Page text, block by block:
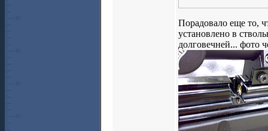
Порадовало еще то,
установлено в
долговечней... фото